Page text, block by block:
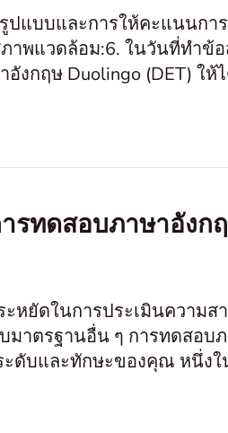
ปแบบและการให้คะแนนการ
าพแวดล้อม:6. ในวันที่ทำข้
งกฤษ Duolingo (DET) ให้
รทดสอบภาษาอังก
หยัดในการประเมินความส
าตรฐานอื่น ๆ การทดสอบ
ะดับและทักษะของคุณ หนึ่ง